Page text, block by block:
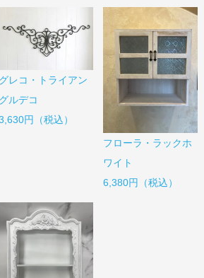
グレコ・トライアン
グルデコ
円（税込）
フローラ・ラックホ
ワイト
6,380円（税込）